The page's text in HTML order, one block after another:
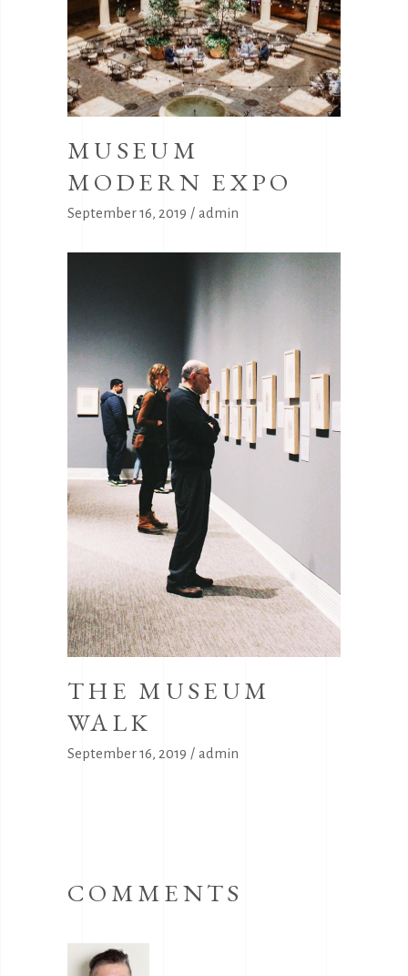
MUSEUM
MODERN EXPO
September 16, 2019 admin
THE MUSEUM
WALK
September 16, 2019 admin
COMMENTS